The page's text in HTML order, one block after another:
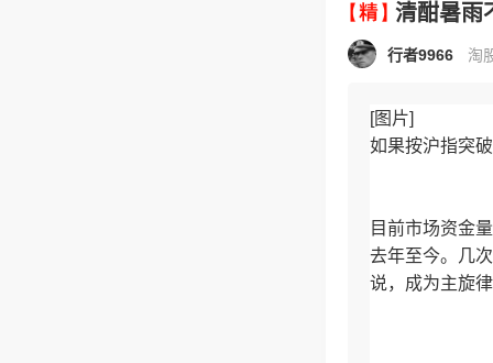
清酣暑雨
行者9966 淘
[图片]
如果按沪指突
目前市场资金
去年至今。几
说，成为主旋